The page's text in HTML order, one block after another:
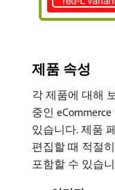
제품 속성
각 제품에 대해
중인
있습니다. 제품
편집할 때 적절
포함할 수 있습